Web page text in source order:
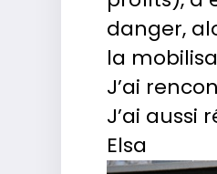
danger,
la
J’ai
J’ai aussi
Elsa